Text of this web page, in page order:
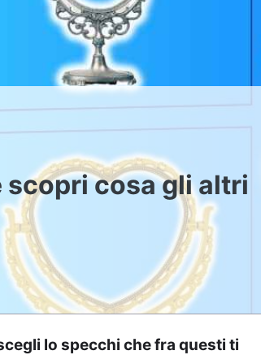
cosa gli altri
lo specchi che fra questi ti